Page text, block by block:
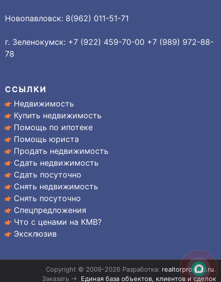
Новопавловск: 8(962) 011-51-71
г. Зеленокумск: +7 (922) 459-70-00 +7 (989) 972-88-
78
ССЫЛКИ
Недвижимость
Купить недвижимость
Помощь по ипотеке
Помощь юриста
Продать недвижимость
Сдать недвижимость
Сдать посуточно
Снять недвижимость
Снять посуточно
Спецпредложения
Что с ценами на КМВ?
Эксклюзив
Copyright © 2009-2026 Разработка: realtorproweb.ru.
Заказать → Единая база объектов, клиентов и сделок